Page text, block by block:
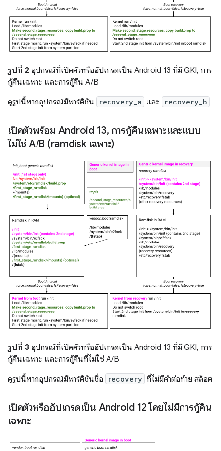
รูปที่ 2 อุปกรณ์ที่เปิดตัวหรืออัปเกรดเป็น Android 13 ที่มี GKI, การ
กู้คืนเฉพาะ และการกู้คืน A/B
ดูรูปนี้หากอุปกรณ์มีพาร์ติชัน
recovery_a และ recovery_b
เปิดตัวพร้อม Android 13, การกู้คืนเฉพาะและแบบ
ไม่ใช่ A/B (ramdisk เฉพาะ)
รูปที่ 3 อุปกรณ์ที่เปิดตัวหรืออัปเกรดเป็น Android 13 ที่มี GKI, การ
กู้คืนเฉพาะ และการกู้คืนที่ไม่ใช่ A/B
ดูรูปนี้หากอุปกรณ์มีพาร์ติชันชื่อ
recovery ที่ไม่มีคำต่อท้าย สล็อต
เปิดตัวหรืออัปเกรดเป็น Android 12 โดยไม่มีการกู้คืน
เฉพาะ